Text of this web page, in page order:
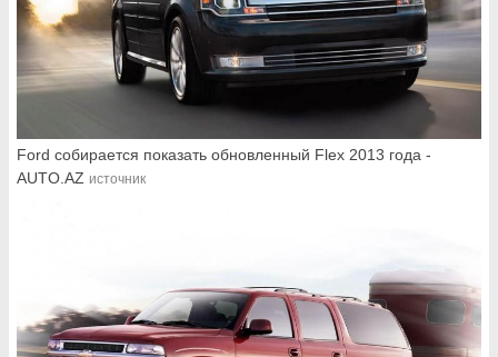
Ford собирается показать обновленный Flex 2013 года -
AUTO.AZ источник